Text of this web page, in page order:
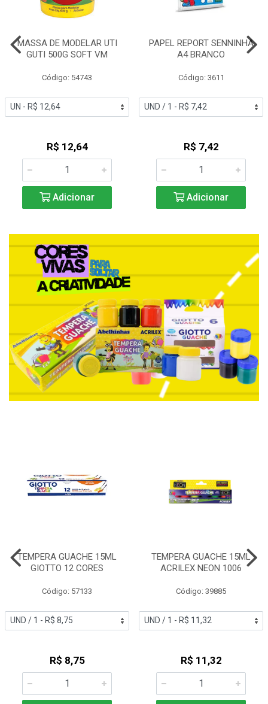
MASSA DE MODELAR UTI
GUTI 500G SOFT VM
Código: 54743
R$ 12,64
Adicionar
PAPEL REPORT SENNINHA
A4 BRANCO
Código: 3611
R$ 7,42
Adicionar
TEMPERA GUACHE 15ML
GIOTTO 12 CORES
Código: 57133
R$ 8,75
TEMPERA GUACHE 15ML
ACRILEX NEON 1006
Código: 39885
R$ 11,32